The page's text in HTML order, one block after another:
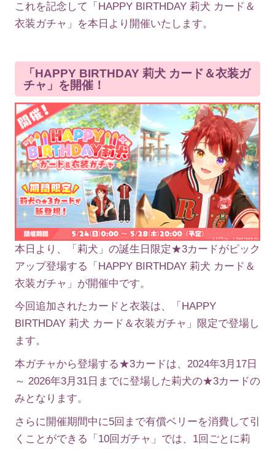
これを記念して「HAPPY BIRTHDAY 莉犬 カード＆
衣装ガチャ」を本日より開催いたします。
「HAPPY BIRTHDAY 莉犬 カード＆衣装ガ
チャ」を開催！
本日より、「莉犬」の誕生日限定★3カードがピック
アップ登場する「HAPPY BIRTHDAY 莉犬 カード＆
衣装ガチャ」が開催中です。
今回追加されたカードと衣装は、「HAPPY
BIRTHDAY 莉犬 カード＆衣装ガチャ」限定で登場し
ます。
本ガチャから登場する★3カードは、2024年3月17日
～ 2026年3月31日までに登場した莉犬の★3カードの
みとなります。
さらに開催期間中に5回まで有償ベリーを消費して引
くことができる「10回ガチャ」では、1回ごとに莉